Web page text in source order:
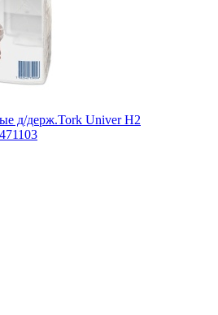
д/держ.Tork Univer H2